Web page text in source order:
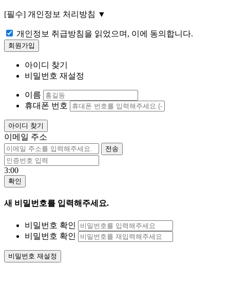
[필수] 개인정보 처리방침 ▼
개인정보 취급방침을 읽었으며, 이에 동의합니다.
아이디 찾기
비밀번호 재설정
이름
휴대폰 번호
이메일 주소
3:00
새 비밀번호를 입력해주세요.
비밀번호 확인
비밀번호 확인